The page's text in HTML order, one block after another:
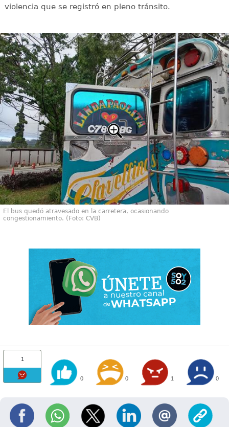
violencia que se registró en pleno tránsito.
El bus quedó atravesado en la carretera, ocasionando
congestionamiento. (Foto: CVB)
1
0 0 1 0